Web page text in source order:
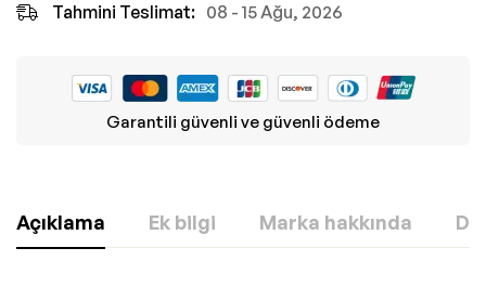
Tahmini Teslimat: 08 - 15 Ağu, 2026
Garantili güvenli ve güvenli ödeme
Açıklama Ek bilgi Marka hakkında